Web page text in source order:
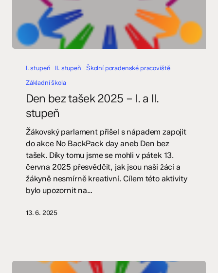
stupeň
I. stupeň II. stupeň
Školní poradenské pracoviště
Základní škola
Den bez tašek 2025 – I. a II.
stupeň
Žákovský parlament přišel s nápadem zapojit
do akce No BackPack day aneb Den bez
tašek. Díky tomu jsme se mohli v pátek 13.
června 2025 přesvědčit, jak jsou naši žáci a
žákyně nesmírně kreativní. Cílem této aktivity
bylo upozornit na…
13. 6. 2025